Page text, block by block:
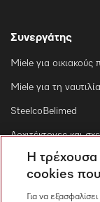
Συνεργάτης
Miele για οικιακούς
Miele για τη ναυτιλία
SteelcoBelimed
Αρχιτέκτονες και
Για εμπορικούς
Η τρέχουσα
cookies
Για να